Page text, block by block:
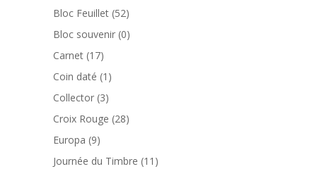
produits
Bloc Feuillet 5252
produits
Bloc souvenir 00
Carnet 1717
produits
Coin daté 1 1
produit
Collector 33
produits
Croix Rouge 2828
Europa 99
produits
Journée du Timbre 11 11